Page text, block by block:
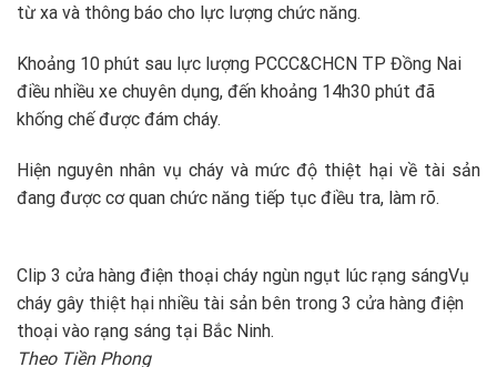
từ xa và thông báo cho lực lượng chức năng.
Khoảng 10 phút sau lực lượng PCCC&CHCN TP Đồng Nai
điều nhiều xe chuyên dụng, đến khoảng 14h30 phút đã
khống chế được đám cháy.
Hiện nguyên nhân vụ cháy và mức độ thiệt hại về tài sản
đang được cơ quan chức năng tiếp tục điều tra, làm rõ.
Clip 3 cửa hàng điện thoại cháy ngùn ngụt lúc rạng sángVụ
cháy gây thiệt hại nhiều tài sản bên trong 3 cửa hàng điện
thoại vào rạng sáng tại Bắc Ninh.
Theo Tiền Phong